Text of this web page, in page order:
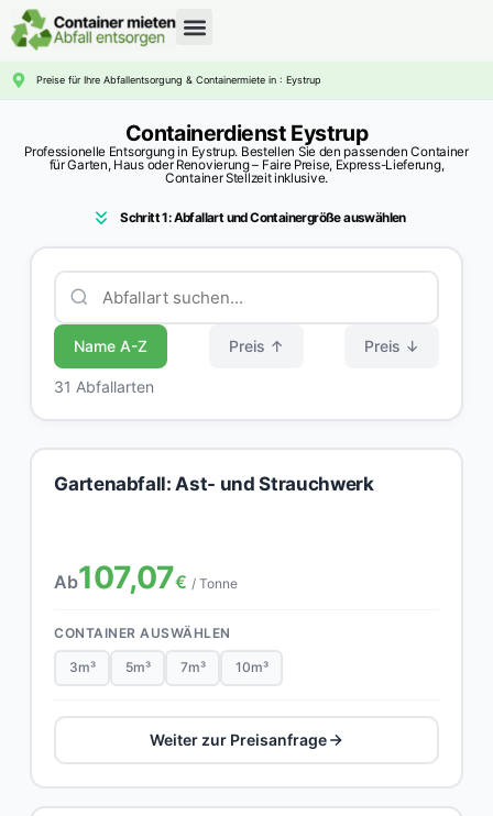
Preise für Ihre Abfallentsorgung & Containermiete in : Eystrup
Containerdienst Eystrup
Professionelle Entsorgung in Eystrup. Bestellen Sie den passenden Container
für Garten, Haus oder Renovierung – Faire Preise, Express-Lieferung,
Container Stellzeit inklusive.
Schritt 1: Abfallart und Containergröße auswählen
Name A-Z Preis ↑ Preis ↓
31 Abfallarten
Gartenabfall: Ast- und Strauchwerk
Ab107,07€ / Tonne
CONTAINER AUSWÄHLEN
3m³ 5m³ 7m³ 10m³
Weiter zur Preisanfrage